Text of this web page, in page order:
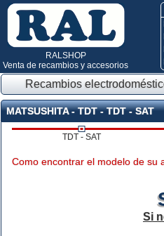
RALSHOP
Venta de recambios y accesorios
Recambios
MATSUSHITA - TDT - TDT - SAT
TDT - SAT
Como encontrar el modelo de su
Si